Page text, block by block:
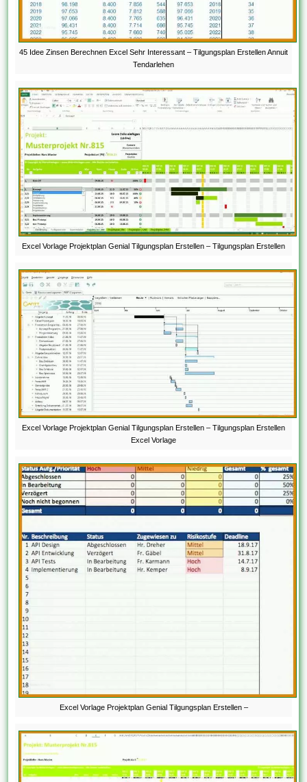
45 Idee Zinsen Berechnen Excel Sehr Interessant – Tilgungsplan Erstellen Annuit
Tendarlehen
Excel Vorlage Projektplan Genial Tilgungsplan Erstellen – Tilgungsplan Erstellen
Excel Vorlage Projektplan Genial Tilgungsplan Erstellen – Tilgungsplan Erstellen
Excel Vorlage
Excel Vorlage Projektplan Genial Tilgungsplan Erstellen –